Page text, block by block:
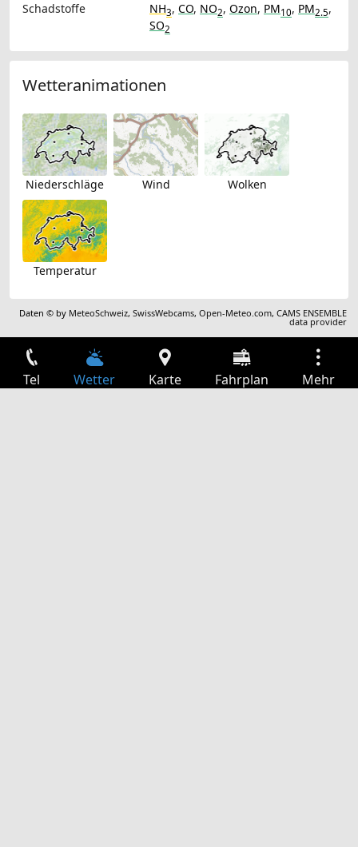
Schadstoffe
NH3, CO, NO2, Ozon, PM10, PM2.5,
SO2
Wetteranimationen
Niederschläge Wind Wolken
Temperatur
Daten © by MeteoSchweiz,SwissWebcams,Open-Meteo.com,CAMS ENSEMBLE
data provider
Tel Wetter Karte Fahrplan Mehr